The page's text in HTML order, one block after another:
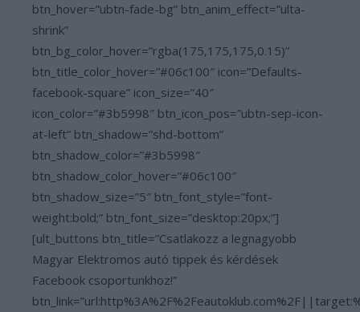
btn_hover=”ubtn-fade-bg” btn_anim_effect=”ulta-
shrink”
btn_bg_color_hover=”rgba(175,175,175,0.15)”
btn_title_color_hover=”#06c100″ icon=”Defaults-
facebook-square” icon_size=”40″
icon_color=”#3b5998″ btn_icon_pos=”ubtn-sep-icon-
at-left” btn_shadow=”shd-bottom”
btn_shadow_color=”#3b5998″
btn_shadow_color_hover=”#06c100″
btn_shadow_size=”5″ btn_font_style=”font-
weight:bold;” btn_font_size=”desktop:20px;”]
[ult_buttons btn_title=”Csatlakozz a legnagyobb
Magyar Elektromos autó tippek és kérdések
Facebook csoportunkhoz!”